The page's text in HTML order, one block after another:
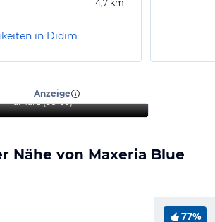
14,7 km
in Didim
Anzeige
Tamara (56-60)
Nähe von Maxeria Blue
77%